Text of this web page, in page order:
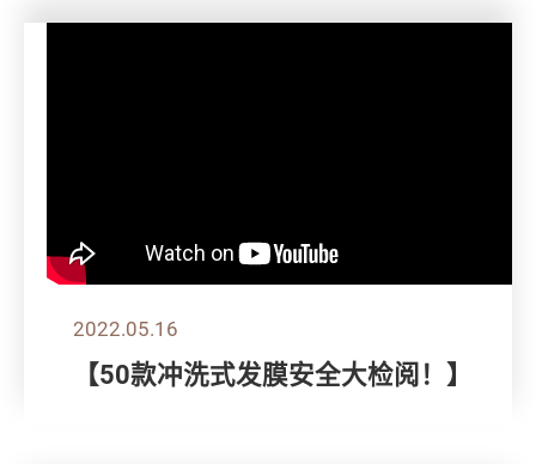
2022.05.16
【50款冲洗式发膜安全大检阅！】